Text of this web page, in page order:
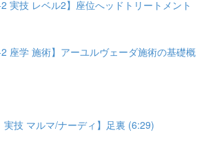
2 実技 レベル2】座位へッドトリートメント
2 座学 施術】アーユルヴェーダ施術の基礎概
実技 マルマ/ナーディ】足裏 (6:29)